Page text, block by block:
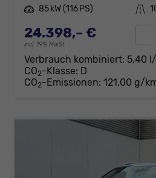
Leistung 85 kW (116 PS) Kilometerstand
24.398,– €
incl. 19% MwSt.
Verbrauch kombiniert: 5,40
CO2-Klasse: D
CO2-Emissionen: 121,00 g/